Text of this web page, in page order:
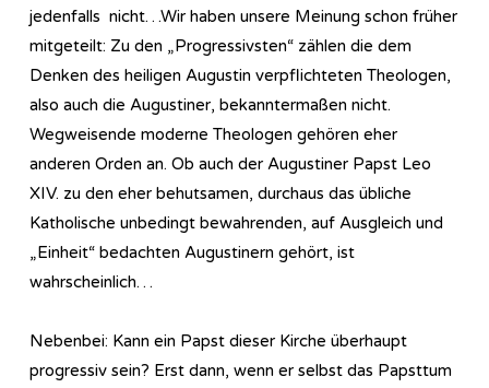
jedenfalls nicht…Wir haben unsere Meinung schon früher
mitgeteilt: Zu den „Progressivsten“ zählen die dem
Denken des heiligen Augustin verpflichteten Theologen,
also auch die Augustiner, bekanntermaßen nicht.
Wegweisende moderne Theologen gehören eher
anderen Orden an. Ob auch der Augustiner Papst Leo
XIV. zu den eher behutsamen, durchaus das übliche
Katholische unbedingt bewahrenden, auf Ausgleich und
„Einheit“ bedachten Augustinern gehört, ist
wahrscheinlich…
Nebenbei: Kann ein Papst dieser Kirche überhaupt
progressiv sein? Erst dann, wenn er selbst das Papsttum